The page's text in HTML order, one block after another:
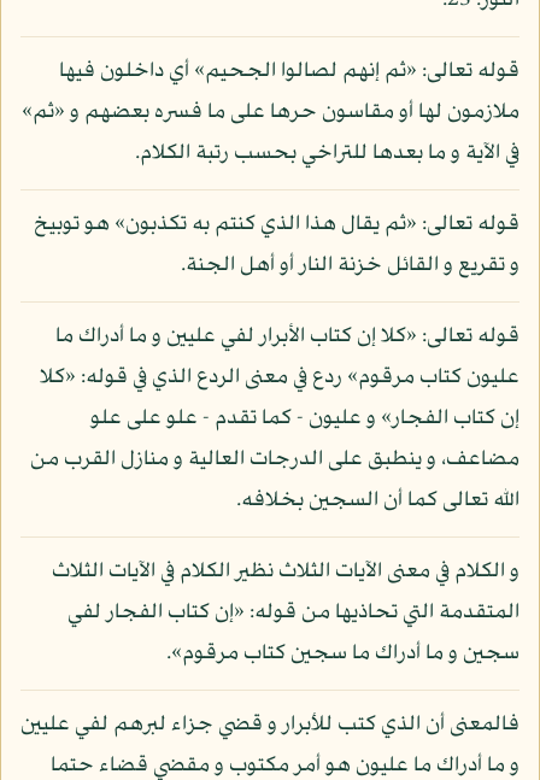
قوله تعالى: «ثم إنهم لصالوا الجحيم» أي داخلون فيها
ملازمون لها أو مقاسون حرها على ما فسره بعضهم و «ثم»
في الآية و ما بعدها للتراخي بحسب رتبة الكلام.
قوله تعالى: «ثم يقال هذا الذي كنتم به تكذبون» هو توبيخ
و تقريع و القائل خزنة النار أو أهل الجنة.
قوله تعالى: «كلا إن كتاب الأبرار لفي عليين و ما أدراك ما
عليون كتاب مرقوم» ردع في معنى الردع الذي في قوله: «كلا
إن كتاب الفجار» و عليون - كما تقدم - علو على علو
مضاعف، و ينطبق على الدرجات العالية و منازل القرب من
الله تعالى كما أن السجين بخلافه.
و الكلام في معنى الآيات الثلاث نظير الكلام في الآيات الثلاث
المتقدمة التي تحاذيها من قوله: «إن كتاب الفجار لفي
سجين و ما أدراك ما سجين كتاب مرقوم».
فالمعنى أن الذي كتب للأبرار و قضي جزاء لبرهم لفي عليين
و ما أدراك ما عليون هو أمر مكتوب و مقضي قضاء حتما